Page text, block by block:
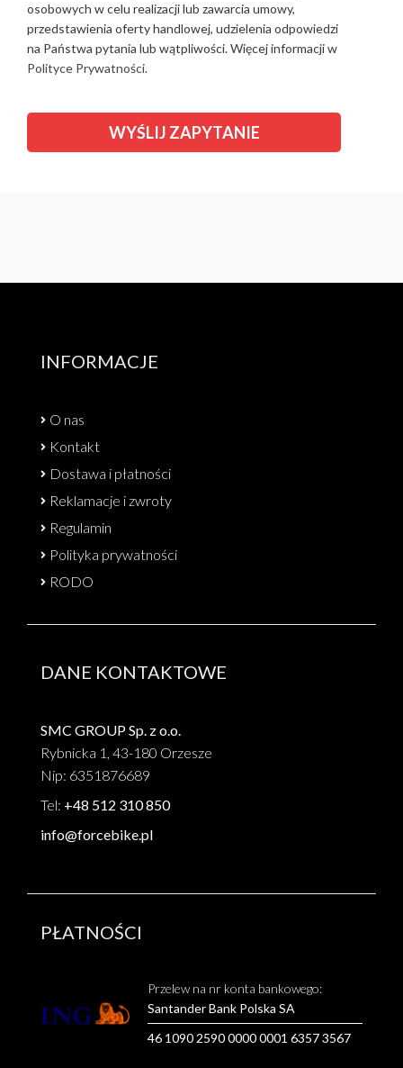
osobowych w celu realizacji lub zawarcia umowy,
przedstawienia oferty handlowej, udzielenia odpowiedzi
na Państwa pytania lub wątpliwości. Więcej informacji w
Polityce Prywatności.
INFORMACJE
O nas
Kontakt
Dostawa i płatności
Reklamacje i zwroty
Regulamin
Polityka prywatności
RODO
DANE KONTAKTOWE
SMC GROUP Sp. z o.o.
Rybnicka 1, 43-180 Orzesze
Nip: 6351876689
Tel: +48 512 310 850
info@forcebike.pl
PŁATNOŚCI
Przelew na nr konta bankowego:
Santander Bank Polska SA
46 1090 2590 0000 0001 6357 3567